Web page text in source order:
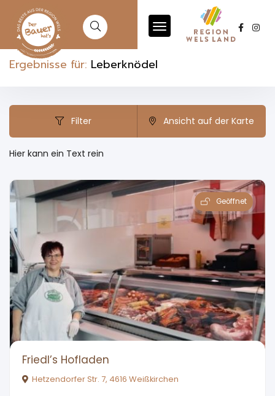
Ergebnisse für: Leberknödel
Filter Ansicht auf der Karte
Hier kann ein Text rein
Geöffnet
Friedl’s Hofladen
Hetzendorfer Str. 7, 4616 Weißkirchen